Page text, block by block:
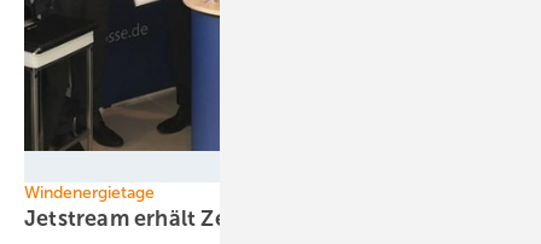
Windenergietage
Jetstream erhältZertifizierung